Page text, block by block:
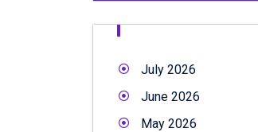
July 2026
June 2026
May 2026